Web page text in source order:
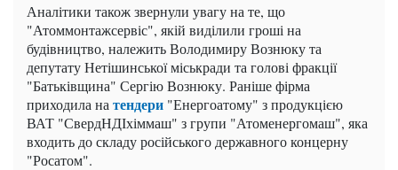
Аналітики також звернули увагу на те, що
"Атоммонтажсервіс", якій виділили гроші на
будівництво, належить Володимиру Вознюку та
депутату Нетішинської міськради та голові фракції
"Батьківщина" Сергію Вознюку. Раніше фірма
приходила на тендери "Енергоатому" з продукцією
ВАТ "СвердНДІхіммаш" з групи "Атоменергомаш", яка
входить до складу російського державного концерну
"Росатом".